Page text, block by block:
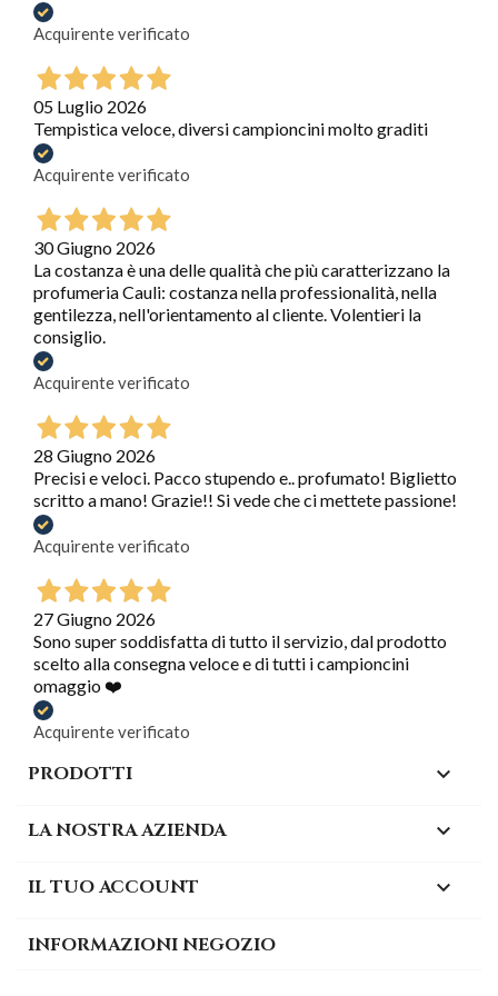
Acquirente verificato
05 Luglio 2026
Tempistica veloce, diversi campioncini molto graditi
Acquirente verificato
30 Giugno 2026
La costanza è una delle qualità che più caratterizzano la
profumeria Cauli: costanza nella professionalità, nella
gentilezza, nell'orientamento al cliente. Volentieri la
consiglio.
Acquirente verificato
28 Giugno 2026
Precisi e veloci. Pacco stupendo e.. profumato! Biglietto
scritto a mano! Grazie!! Si vede che ci mettete passione!
Acquirente verificato
27 Giugno 2026
Sono super soddisfatta di tutto il servizio, dal prodotto
scelto alla consegna veloce e di tutti i campioncini
omaggio ❤️
Acquirente verificato
PRODOTTI 
LA NOSTRA AZIENDA 
IL TUO ACCOUNT 
INFORMAZIONI NEGOZIO